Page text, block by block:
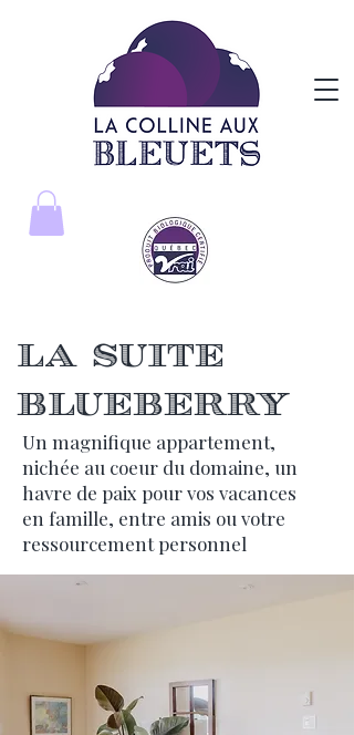
La suite
Blueberry
Un magnifique appartement,
nichée au coeur du domaine, un
havre de paix pour vos vacances
en famille, entre amis ou votre
ressourcement personnel